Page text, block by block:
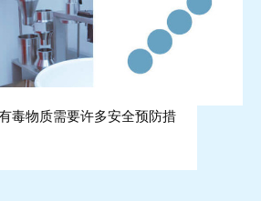
毒物质需要许多安全预防措